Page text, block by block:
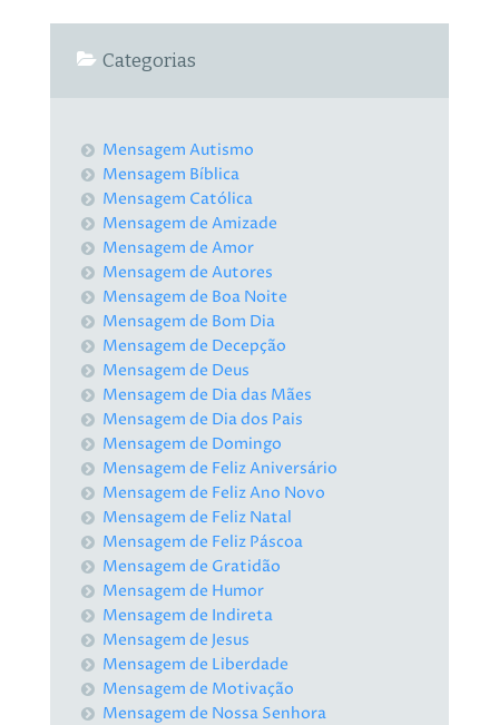
Categorias
Mensagem Autismo
Mensagem Bíblica
Mensagem Católica
Mensagem de Amizade
Mensagem de Amor
Mensagem de Autores
Mensagem de Boa Noite
Mensagem de Bom Dia
Mensagem de Decepção
Mensagem de Deus
Mensagem de Dia das Mães
Mensagem de Dia dos Pais
Mensagem de Domingo
Mensagem de Feliz Aniversário
Mensagem de Feliz Ano Novo
Mensagem de Feliz Natal
Mensagem de Feliz Páscoa
Mensagem de Gratidão
Mensagem de Humor
Mensagem de Indireta
Mensagem de Jesus
Mensagem de Liberdade
Mensagem de Motivação
Mensagem de Nossa Senhora